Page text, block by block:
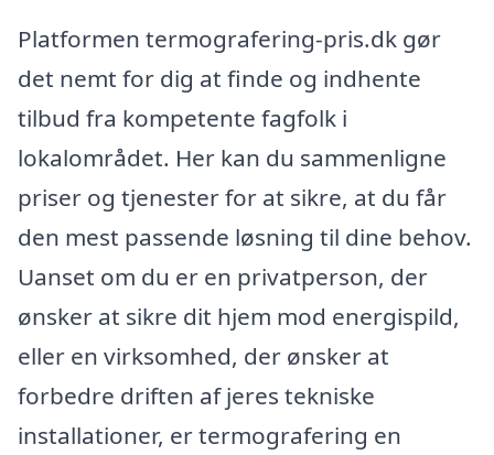
Platformen termografering-pris.dk gør
det nemt for dig at finde og indhente
tilbud fra kompetente fagfolk i
lokalområdet. Her kan du sammenligne
priser og tjenester for at sikre, at du får
den mest passende løsning til dine behov.
Uanset om du er en privatperson, der
ønsker at sikre dit hjem mod energispild,
eller en virksomhed, der ønsker at
forbedre driften af jeres tekniske
installationer, er termografering en